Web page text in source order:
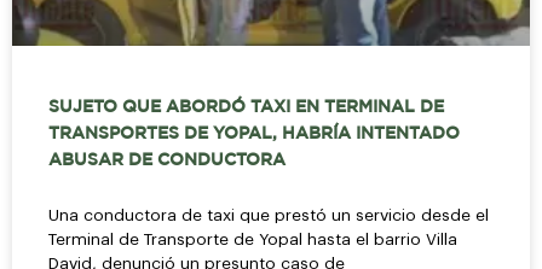
SUJETO QUE ABORDÓ TAXI EN TERMINAL DE
TRANSPORTES DE YOPAL, HABRÍA INTENTADO
ABUSAR DE CONDUCTORA
Una conductora de taxi que prestó un servicio desde el
Terminal de Transporte de Yopal hasta el barrio Villa
David, denunció un presunto caso de